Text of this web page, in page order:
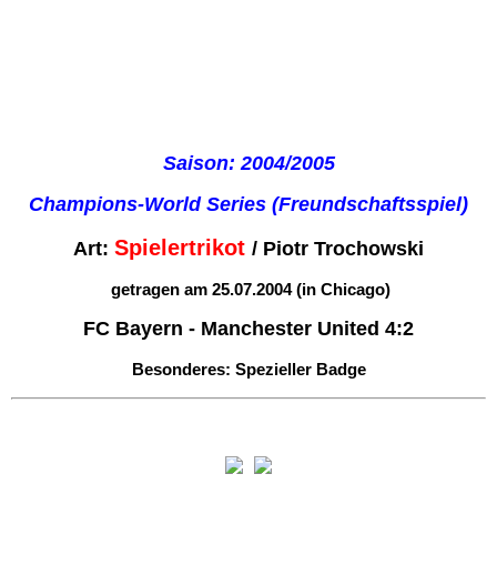
Saison: 2004/2005
Champions-World Series (Freundschaftsspiel)
Art: Spielertrikot / Piotr Trochowski
getragen am 25.07.2004(in Chicago)
FC Bayern - Manchester United 4:2
Besonderes: Spezieller Badge